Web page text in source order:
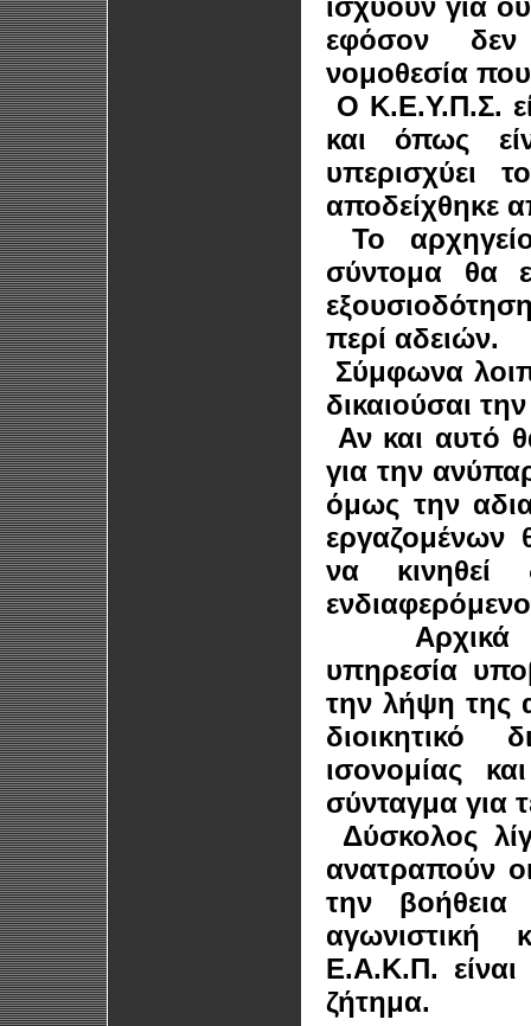
ισχύουν για
εφόσον δεν
νομοθεσία
Ο Κ.Ε.Υ.Π.Σ.
και όπως
υπερισχύει
αποδείχθηκε
Το
σύντομα θα
περί αδειών.
Σύμφωνα
δικαιούσαι
Αν και αυτό
για την
όμως την
να κινηθεί
Αρχικά
υπηρεσία
την λήψη της
διοικητικό
ισονομίας
σύνταγμα για
Δύσκολος
ανατραπούν
την
Ε.Α.Κ.Π. είναι
ζήτημα.